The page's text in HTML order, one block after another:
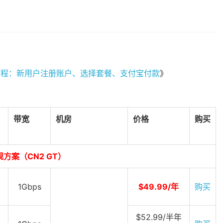
：新用户注册账户、选择套餐、支付宝付款》
带宽 机房 价格 购买
案（CN2 GT）
1Gbps $49.99/年 购买
$52.99/半年